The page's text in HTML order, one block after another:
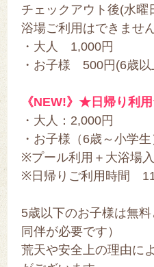
チェックアウト後(水
浴場ご利用はできませ
・大人 1,000円
・お子様 500円(6歳以
《NEW!》★日帰り利
・大人：2,000円
・お子様（6歳～小学
※プール利用＋大浴場
※日帰りご利用時間
5歳以下のお子様は無
同伴が必要です）
荒天や安全上の理由に